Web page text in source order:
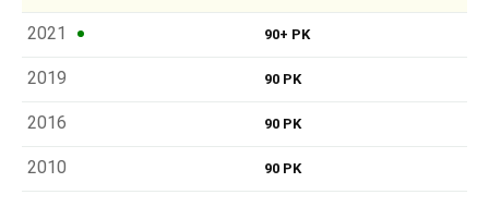
2021 90+ PK
2019 90 PK
2016 90 PK
2010 90 PK